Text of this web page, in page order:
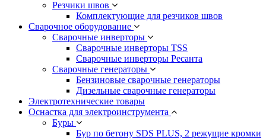
Резчики швов
Комплектующие для резчиков швов
Сварочное оборудование
Сварочные инверторы
Сварочные инверторы TSS
Сварочные инверторы Ресанта
Сварочные генераторы
Бензиновые сварочные генераторы
Дизельные сварочные генераторы
Электротехнические товары
Оснастка для электроинструмента
Буры
Бур по бетону SDS PLUS, 2 режущие кромки